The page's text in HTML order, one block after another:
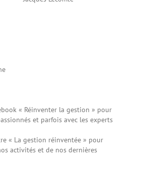
« Réinventer la gestion » pour
et parfois avec les experts
« La gestion réinventée » pour
activités et de nos dernières